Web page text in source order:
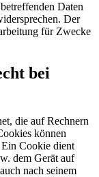
Daten
Der
für Zwecke
bei
die auf Rechnern
können
Ein Cookie dient
dem Gerät auf
nach seinem